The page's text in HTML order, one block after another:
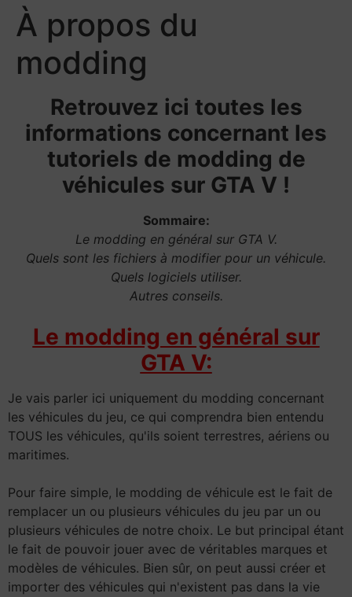
À propos du
modding
Retrouvez ici toutes les
informations concernant les
tutoriels de modding de
véhicules sur GTA V !
Sommaire:
Le modding en général sur GTA V.
Quels sont les fichiers à modifier pour un véhicule.
Quels logiciels utiliser.
Autres conseils.
Le modding en général sur
GTA V:
Je vais parler ici uniquement du modding concernant
les véhicules du jeu, ce qui comprendra bien entendu
TOUS les véhicules, qu'ils soient terrestres, aériens ou
maritimes.
Pour faire simple, le modding de véhicule est le fait de
remplacer un ou plusieurs véhicules du jeu par un ou
plusieurs véhicules de notre choix. Le but principal étant
le fait de pouvoir jouer avec de véritables marques et
modèles de véhicules. Bien sûr, on peut aussi créer et
importer des véhicules qui n'existent pas dans la vie